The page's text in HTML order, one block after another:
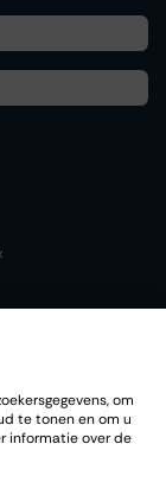
om
te tonen en om u
informatie over de